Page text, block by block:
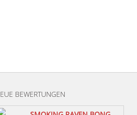
BEWERTUNGEN